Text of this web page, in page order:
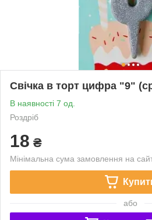
Свічка в торт цифра "9"
В наявності 7 од.
Роздріб
18 ₴
Мінімальна сума замовлення на
або